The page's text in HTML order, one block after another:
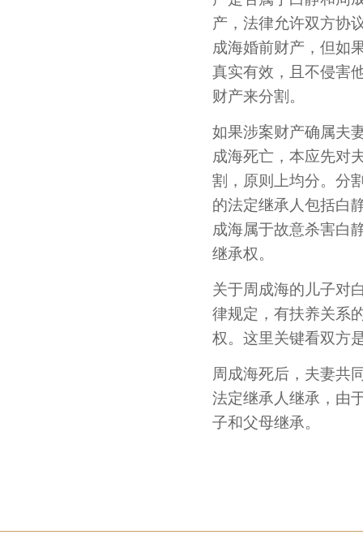
产，法律允许双方协
成海婚前财产，但如
真实有效，且不侵害
财产来分割。
如果涉案财产确属夫
成海死亡，本应先对
割，原则上均分。分
的法定继承人包括白
成海属于故意杀害白
继承权。
关于周成海的儿子对
律规定，有扶养关系
权。这里关键看双方
周成海死后，夫妻共
法定继承人继承，由
子和父母继承。